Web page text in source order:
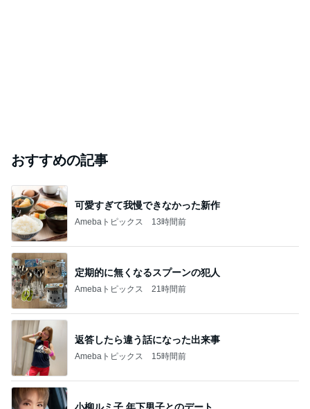
おすすめの記事
可愛すぎて我慢できなかった新作
Amebaトピックス 13時間前
定期的に無くなるスプーンの犯人
Amebaトピックス 21時間前
返答したら違う話になった出来事
Amebaトピックス 15時間前
小柳ルミ子 年下男子とのデート